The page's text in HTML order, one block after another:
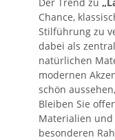
Chance,
Stilführung zu
dabei als
natürlichen
modernen
schön
Bleiben Sie
Materialien und
besonderen